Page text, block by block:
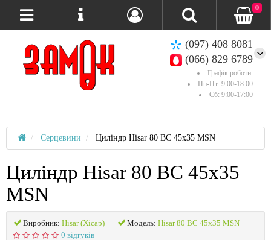
(097) 408 8081
(066) 829 6789
Графік роботи:
Пн-Пт: 9:00-18:00
Сб: 9:00-17:00
0
Серцевини Циліндр Hisar 80 ВС 45x35 MSN
Циліндр Hisar 80 ВС 45x35
MSN
Виробник: Hisar (Хісар) Модель: Hisar 80 ВС 45x35 MSN
0 відгуків